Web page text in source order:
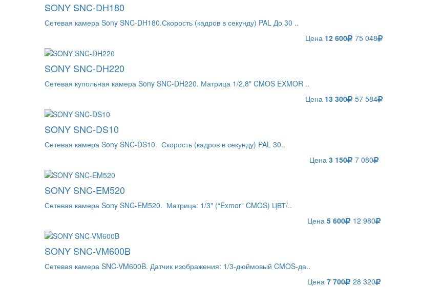
SONY SNC-DH180
Сетевая камера Sony SNC-DH180.Скорость (кадров в секунду) PAL До 30 ..
Цена 12 600 75 048
SONY SNC-DH220
Сетевая купольная камера Sony SNC-DH220. Матрица 1/2,8" CMOS EXMOR ..
Цена 13 300 57 584
SONY SNC-DS10
Сетевая камера Sony SNC-DS10. Скорость (кадров в секунду) PAL 30..
Цена 3 150 7 080
SONY SNC-EM520
Сетевая камера Sony SNC-EM520. Матрица: 1/3" (“Exmor” CMOS) ЦВТ/..
Цена 5 600 12 980
SONY SNC-VM600B
Сетевая камера SNC-VM600B. Датчик изображения: 1/3-дюймовый CMOS-да..
Цена 7 700 28 320